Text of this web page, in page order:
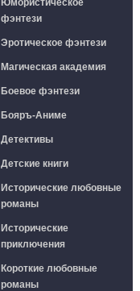
Юмористическое
фэнтези
Эротическое фэнтези
Магическая академия
Боевое фэнтези
Бояръ-Аниме
Детективы
Детские книги
Исторические любовные
романы
Исторические
приключения
Короткие любовные
романы